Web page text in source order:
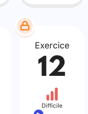
Exercice
12
Difficile